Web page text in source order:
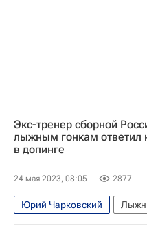
Экс-тренер сборной
лыжным гонкам ответил
в допинге
24 мая 2023, 08:05 2877
Юрий Чарковский
Международный